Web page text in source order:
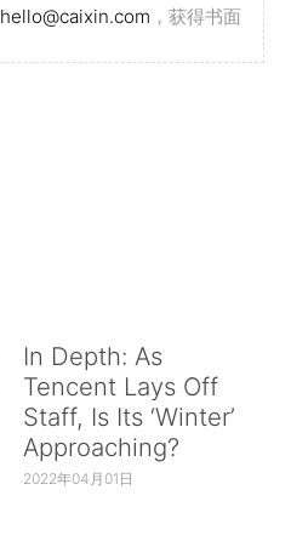
hello@caixin.com ，获得书面
In Depth: As
Tencent Lays Off
Staff, Is Its ‘Winter’
Approaching?
2022年04月01日